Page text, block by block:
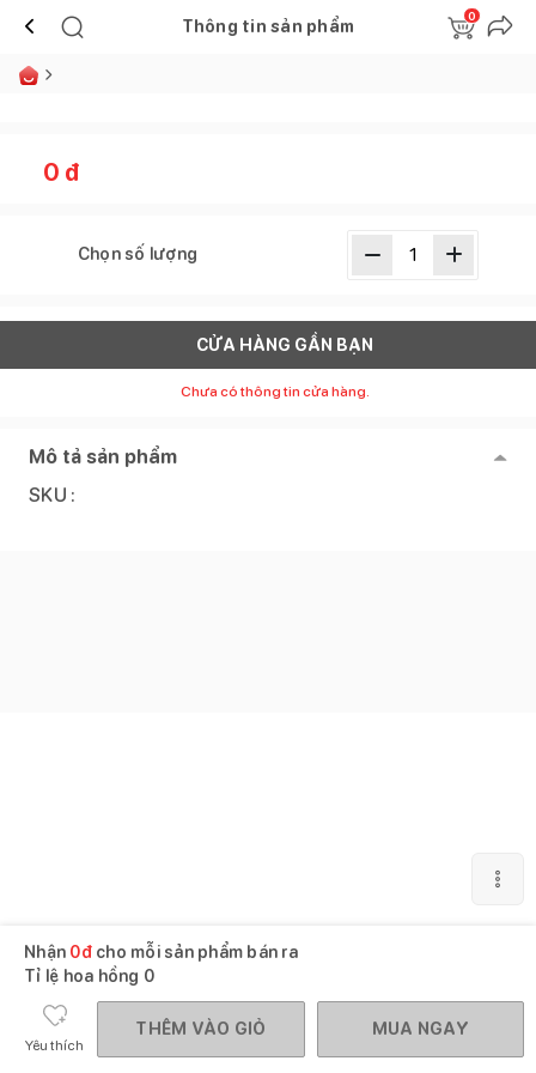
Thông tin sản phẩm
0
0 đ
Chọn số lượng
CỬA HÀNG GẦN BẠN
Chưa có thông tin cửa hàng.
Mô tả sản phẩm
SKU :
Nhận 0đcho mỗi sản phẩm bán ra
Tỉ lệ hoa hồng 0
Yêu thích
THÊM VÀO GIỎ MUA NGAY